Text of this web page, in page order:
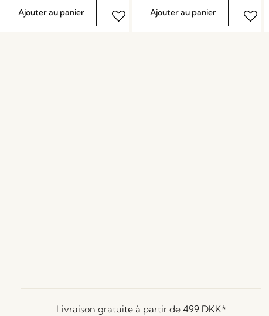
Ajouter au panier
Ajouter au panier
Livraison gratuite à partir de 499 DKK*